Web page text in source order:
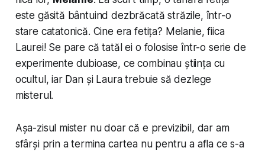
este găsită bântuind dezbrăcată străzile, într-o
stare catatonică. Cine era fetița? Melanie, fiica
Laurei! Se pare că tatăl ei o folosise într-o serie de
experimente dubioase, ce combinau știința cu
ocultul, iar Dan și Laura trebuie să dezlege
misterul.
Așa-zisul mister nu doar că e previzibil, dar am
sfârși prin a termina cartea nu pentru a afla ce s-a